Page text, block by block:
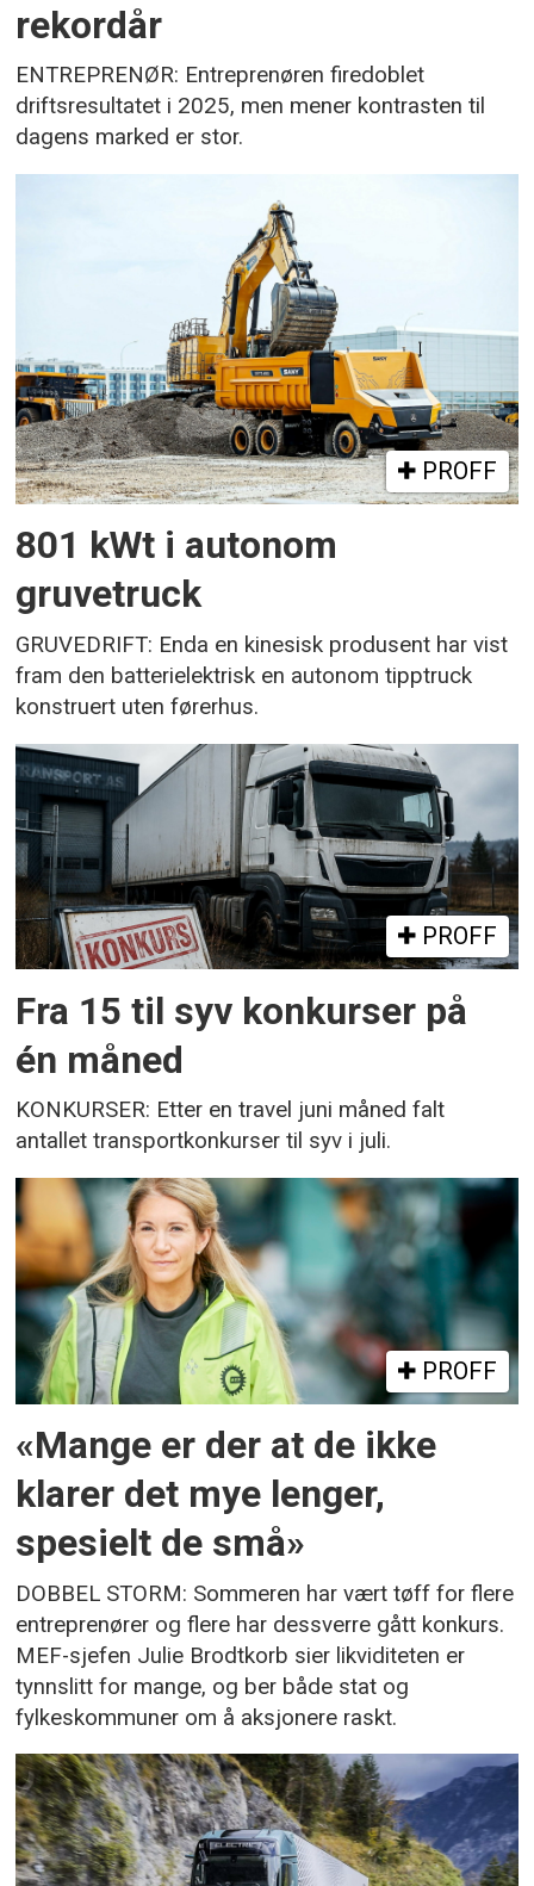
rekordår
ENTREPRENØR: Entreprenøren firedoblet
driftsresultatet i 2025, men mener kontrasten til
dagens marked er stor.
PROFF
801 kWt i autonom
gruvetruck
GRUVEDRIFT: Enda en kinesisk produsent har vist
fram den batterielektrisk en autonom tipptruck
konstruert uten førerhus.
PROFF
Fra 15 til syv konkurser på
én måned
KONKURSER: Etter en travel juni måned falt
antallet transportkonkurser til syv i juli.
PROFF
«Mange er der at de ikke
klarer det mye lenger,
spesielt de små»
DOBBEL STORM: Sommeren har vært tøff for flere
entreprenører og flere har dessverre gått konkurs.
MEF-sjefen Julie Brodtkorb sier likviditeten er
tynnslitt for mange, og ber både stat og
fylkeskommuner om å aksjonere raskt.